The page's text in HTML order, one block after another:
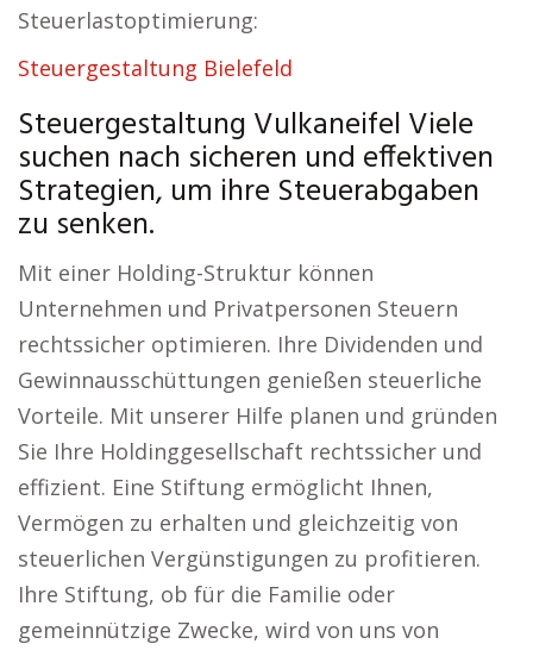
Steuerlastoptimierung:
Steuergestaltung Bielefeld
Steuergestaltung Vulkaneifel Viele
suchen nach sicheren und effektiven
Strategien, um ihre Steuerabgaben
zu senken.
Mit einer Holding-Struktur können
Unternehmen und Privatpersonen Steuern
rechtssicher optimieren. Ihre Dividenden und
Gewinnausschüttungen genießen steuerliche
Vorteile. Mit unserer Hilfe planen und gründen
Sie Ihre Holdinggesellschaft rechtssicher und
effizient. Eine Stiftung ermöglicht Ihnen,
Vermögen zu erhalten und gleichzeitig von
steuerlichen Vergünstigungen zu profitieren.
Ihre Stiftung, ob für die Familie oder
gemeinnützige Zwecke, wird von uns von